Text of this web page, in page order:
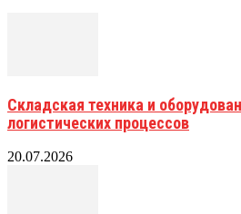
Складская техника и
логистических процессов
20.07.2026